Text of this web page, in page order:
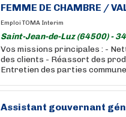
FEMME DE CHAMBRE /
Emploi TOMA Interim
Saint-Jean-de-Luz (64500) -
Vos missions principales : -
des clients - Réassort des
Entretien des parties
Assistant gouvernant